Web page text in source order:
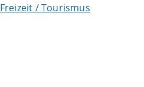
Freizeit / Tourismus